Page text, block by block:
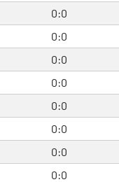
0:0
0:0
0:0
0:0
0:0
0:0
0:0
0:0